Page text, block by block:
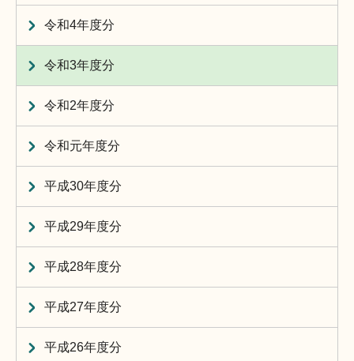
令和4年度分
令和3年度分
令和2年度分
令和元年度分
平成30年度分
平成29年度分
平成28年度分
平成27年度分
平成26年度分